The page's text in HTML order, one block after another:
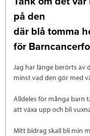
på den
där blå tomma
för
Jag har länge berörts av
minst vad den gör med
Alldeles för många barn
att växa upp och bli
Mitt bidrag skall bli min